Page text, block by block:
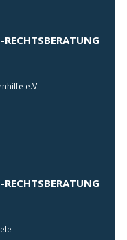
RECHTSBERATUNG
e.V.
RECHTSBERATUNG